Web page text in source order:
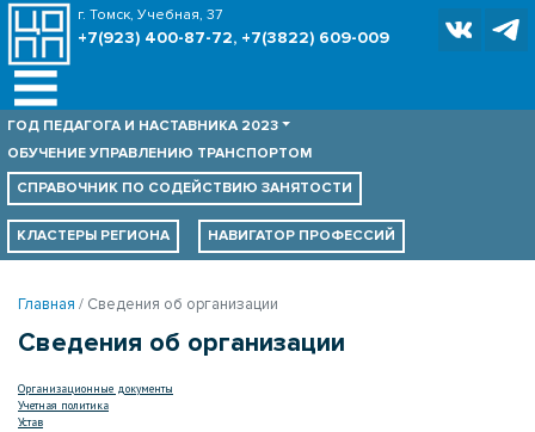
г. Томск, Учебная, 37
+7(923) 400-87-72, +7(3822) 609-009
ГОД ПЕДАГОГА И НАСТАВНИКА 2023
ОБУЧЕНИЕ УПРАВЛЕНИЮ ТРАНСПОРТОМ
СПРАВОЧНИК ПО СОДЕЙСТВИЮ ЗАНЯТОСТИ
КЛАСТЕРЫ РЕГИОНА НАВИГАТОР ПРОФЕССИЙ
Главная Сведения об организации
Сведения об организации
Организационные документы
Учетная политика
Устав